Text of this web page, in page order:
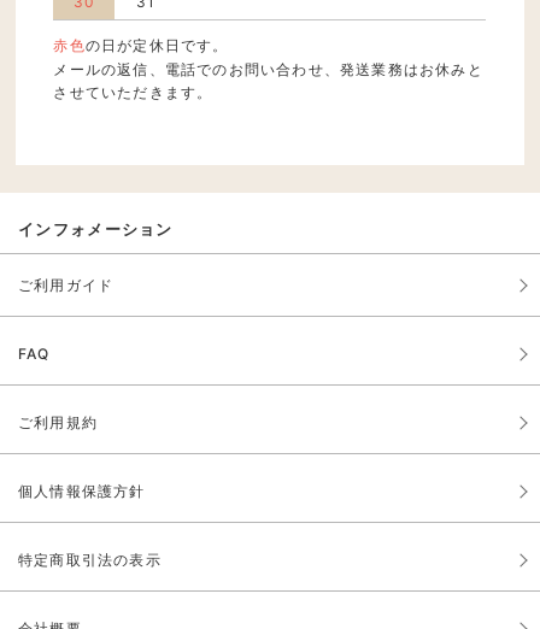
赤色の日が定休日です。
メールの返信、電話でのお問い合わせ、発送業務はお休みと
させていただきます。
インフォメーション
ご利用ガイド
FAQ
ご利用規約
個人情報保護方針
特定商取引法の表示